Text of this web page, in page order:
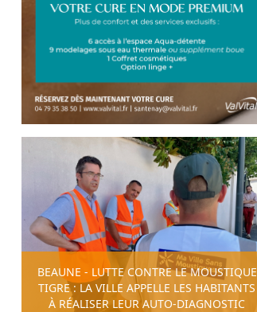
BEAUNE - LUTTE CONTRE LE MOUSTIQUE
TIGRE : LA VILLE APPELLE LES HABITANTS
À RÉALISER LEUR AUTO-DIAGNOSTIC